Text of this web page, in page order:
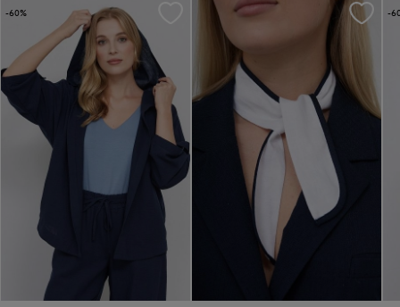
-60% -